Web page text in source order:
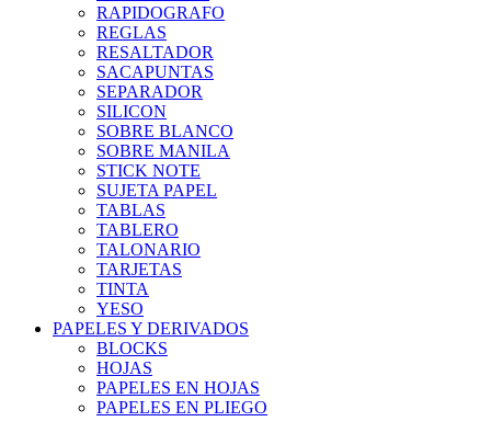
RAPIDOGRAFO
REGLAS
RESALTADOR
SACAPUNTAS
SEPARADOR
SILICON
SOBRE BLANCO
SOBRE MANILA
STICK NOTE
SUJETA PAPEL
TABLAS
TABLERO
TALONARIO
TARJETAS
TINTA
YESO
PAPELES Y DERIVADOS
BLOCKS
HOJAS
PAPELES EN HOJAS
PAPELES EN PLIEGO